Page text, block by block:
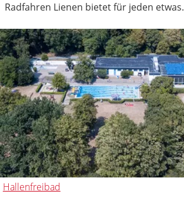
Radfahren Lienen bietet für jeden etwas.
Hallenfreibad